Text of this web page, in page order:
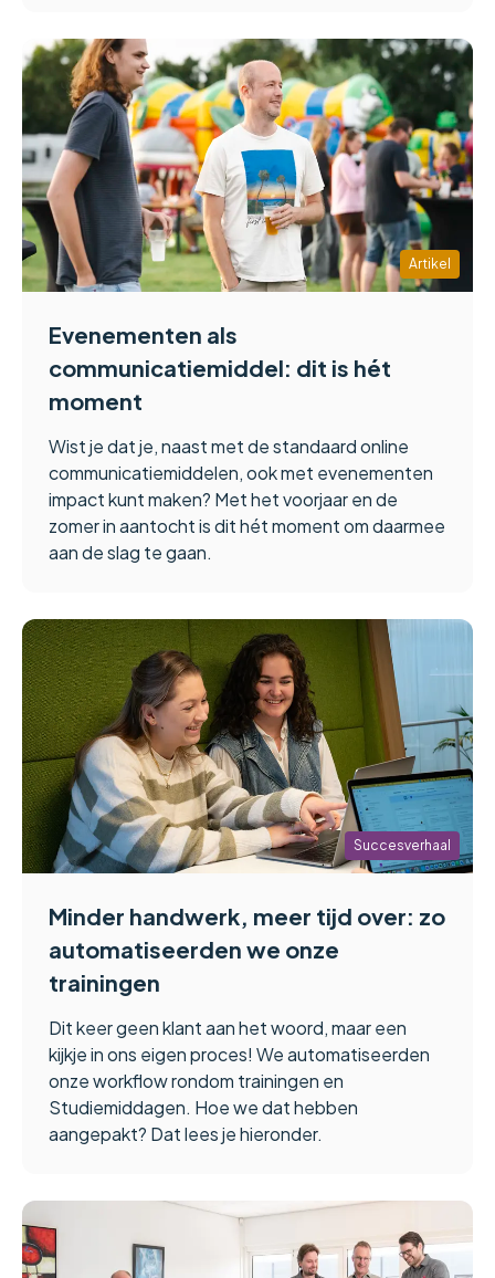
Artikel
Evenementen als
communicatiemiddel: dit is hét
moment
Wist je dat je, naast met de standaard online
communicatiemiddelen, ook met evenementen
impact kunt maken? Met het voorjaar en de
zomer in aantocht is dit hét moment om daarmee
aan de slag te gaan.
Succesverhaal
Minder handwerk, meer tijd over: zo
automatiseerden we onze
trainingen
Dit keer geen klant aan het woord, maar een
kijkje in ons eigen proces! We automatiseerden
onze workflow rondom trainingen en
Studiemiddagen. Hoe we dat hebben
aangepakt? Dat lees je hieronder.